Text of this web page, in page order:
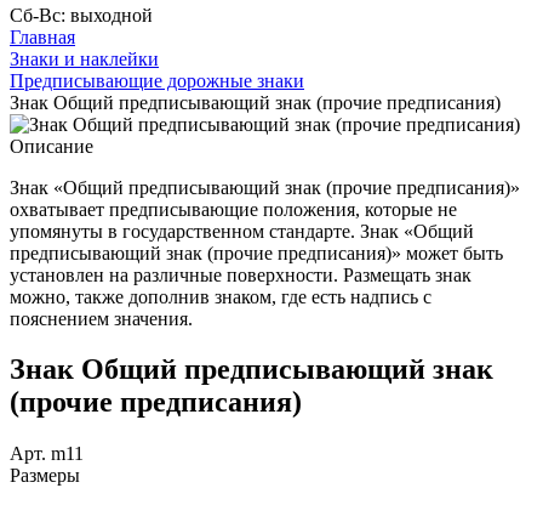
Сб-Вс: выходной
Главная
Знаки и наклейки
Предписывающие дорожные знаки
Знак Общий предписывающий знак (прочие предписания)
Описание
Знак «Общий предписывающий знак (прочие предписания)»
охватывает предписывающие положения, которые не
упомянуты в государственном стандарте. Знак «Общий
предписывающий знак (прочие предписания)» может быть
установлен на различные поверхности. Размещать знак
можно, также дополнив знаком, где есть надпись с
пояснением значения.
Знак Общий предписывающий знак
(прочие предписания)
Арт. m11
Размеры